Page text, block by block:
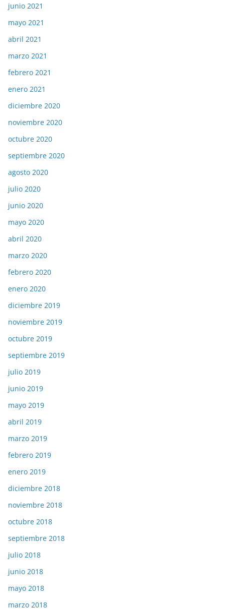
junio 2021
mayo 2021
abril 2021
marzo 2021
febrero 2021
enero 2021
diciembre 2020
noviembre 2020
octubre 2020
septiembre 2020
agosto 2020
julio 2020
junio 2020
mayo 2020
abril 2020
marzo 2020
febrero 2020
enero 2020
diciembre 2019
noviembre 2019
octubre 2019
septiembre 2019
julio 2019
junio 2019
mayo 2019
abril 2019
marzo 2019
febrero 2019
enero 2019
diciembre 2018
noviembre 2018
octubre 2018
septiembre 2018
julio 2018
junio 2018
mayo 2018
marzo 2018